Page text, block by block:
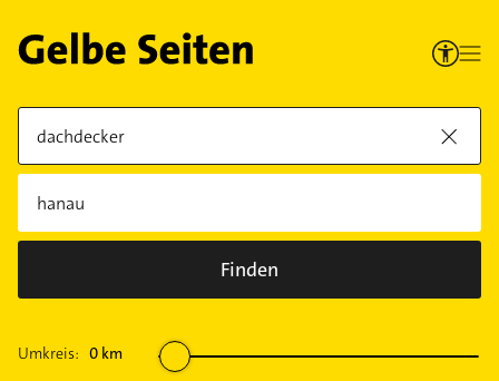
Finden
Umkreis: 0 km